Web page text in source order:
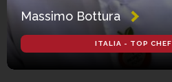
Massimo Bottura
ITALIA - TOP CHEF